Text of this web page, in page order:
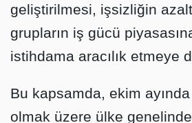
geliştirilmesi, işsizliğin
grupların iş gücü
istihdama aracılık etmeye
Bu kapsamda, ekim
olmak üzere ülke